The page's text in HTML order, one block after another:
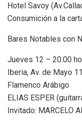
Hotel Savoy
Consumición a la
Bares Notables con
Jueves 12 – 20.00
Iberia, Av. de Mayo
Flamenco Arábigo
ELIAS ESPER
Invitado: MARCELO